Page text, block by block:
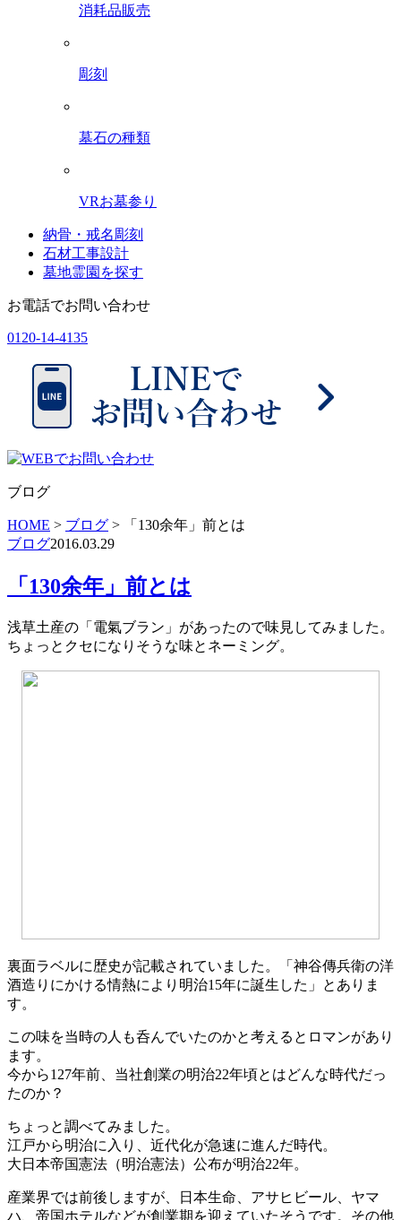
消耗品販売
彫刻
墓石の種類
VRお墓参り
納骨・戒名彫刻
石材工事設計
墓地霊園を探す
お電話でお問い合わせ
0120-14-4135
ブログ
HOME > ブログ >
「130余年」前とは
ブログ2016.03.29
「130余年」前とは
浅草土産の「電氣ブラン」があったので味見してみました。
ちょっとクセになりそうな味とネーミング。
裏面ラベルに歴史が記載されていました。「神谷傳兵衛の洋
酒造りにかける情熱により明治15年に誕生した」とありま
す。
この味を当時の人も呑んでいたのかと考えるとロマンがあり
ます。
今から127年前、当社創業の明治22年頃とはどんな時代だっ
たのか？
ちょっと調べてみました。
江戸から明治に入り、近代化が急速に進んだ時代。
大日本帝国憲法（明治憲法）公布が明治22年。
産業界では前後しますが、日本生命、アサヒビール、ヤマ
ハ、帝国ホテルなどが創業期を迎えていたそうです。その他